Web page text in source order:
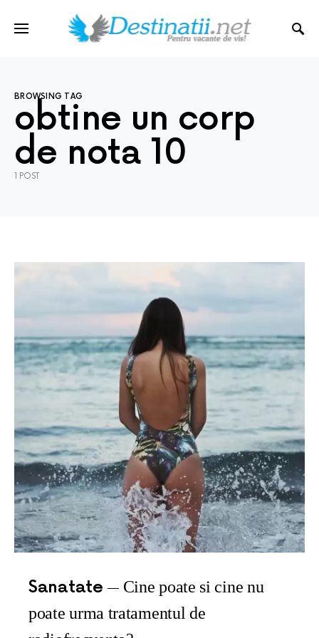
BROWSING TAG
obtine un corp
de nota 10
1 POST
Sanatate
Cine poate si cine nu
poate urma tratamentul de